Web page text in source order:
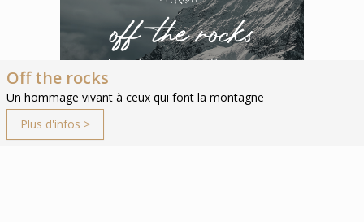
Off the rocks
Un hommage vivant à ceux qui font la montagne
Plus d'infos >